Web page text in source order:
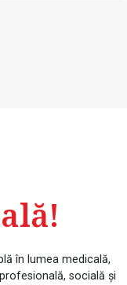
în lumea medicală,
socială și